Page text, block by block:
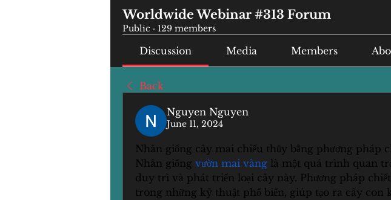
Worldwide Webinar #313 Forum
Public · 129 members
Discussion Media Members
Back
Nguyen Nguyen
June 11, 2024
Nhân giống cây mai chiếu thủy bằng phương pháp
Nhân giống vườn mai vàng là một quá trình quan
duy trì và phát triển loại cây này. Phương pháp
trong những kỹ thuật phổ biến, giúp tạo ra cây con